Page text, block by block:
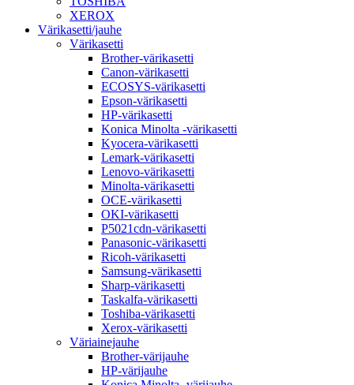
XEROX
Värikasetti/jauhe
Värikasetti
Brother-värikasetti
Canon-värikasetti
ECOSYS-värikasetti
Epson-värikasetti
HP-värikasetti
Konica Minolta -värikasetti
Kyocera-värikasetti
Lemark-värikasetti
Lenovo-värikasetti
Minolta-värikasetti
OCE-värikasetti
OKI-värikasetti
P5021cdn-värikasetti
Panasonic-värikasetti
Ricoh-värikasetti
Samsung-värikasetti
Sharp-värikasetti
Taskalfa-värikasetti
Toshiba-värikasetti
Xerox-värikasetti
Väriainejauhe
Brother-värijauhe
HP-värijauhe